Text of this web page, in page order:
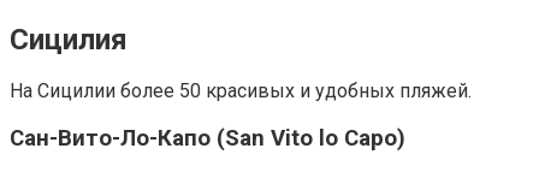
Сицилия
На Сицилии более 50 красивых и удобных пляжей.
Сан-Вито-Ло-Капо (San Vito lo Capo)